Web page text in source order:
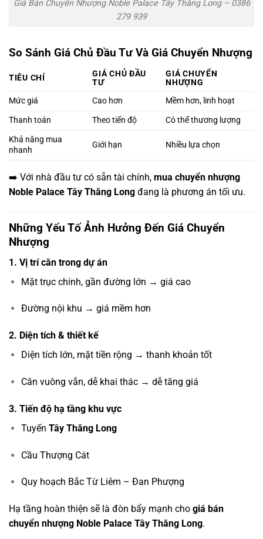
Giá Bán Chuyển Nhượng Noble Palace Tây Thăng Long – 0386
279 939
So Sánh Giá Chủ Đầu Tư Và Giá Chuyển Nhượng
TIÊU CHÍ
GIÁ CHỦ ĐẦU
TƯ
GIÁ CHUYỂN
NHƯỢNG
Mức giá
Cao hơn
Mềm hơn, linh hoạt
Thanh toán
Theo tiến độ
Có thể thương lượng
Khả năng mua
nhanh
Giới hạn Nhiều lựa chọn
➡️ Với nhà đầu tư có sẵn tài chính, mua chuyển nhượng
Noble Palace Tây Thăng Long đang là phương án tối ưu.
Những Yếu Tố Ảnh Hưởng Đến Giá Chuyển
Nhượng
1. Vị trí căn trong dự án
Mặt trục chính, gần đường lớn → giá cao
Đường nội khu → giá mềm hơn
2. Diện tích & thiết kế
Diện tích lớn, mặt tiền rộng → thanh khoản tốt
Căn vuông vắn, dễ khai thác → dễ tăng giá
3. Tiến độ hạ tầng khu vực
Tuyến Tây Thăng Long
Cầu Thượng Cát
Quy hoạch Bắc Từ Liêm – Đan Phượng
Hạ tầng hoàn thiện sẽ là đòn bẩy mạnh cho giá bán
chuyển nhượng Noble Palace Tây Thăng Long.